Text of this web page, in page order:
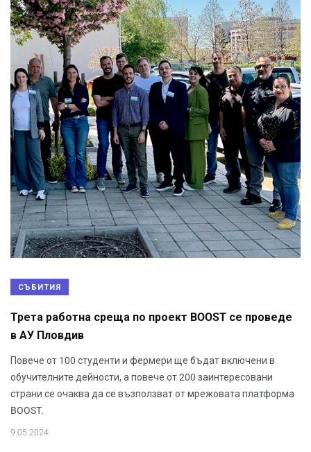
СЪБИТИЯ
Трета работна среща по проект BOOST се проведе
в АУ Пловдив
Повече от 100 студенти и фермери ще бъдат включени в
обучителните дейности, а повече от 200 заинтересовани
страни се очаква да се възползват от мрежовата платформа
BOOST.
9.05.2024